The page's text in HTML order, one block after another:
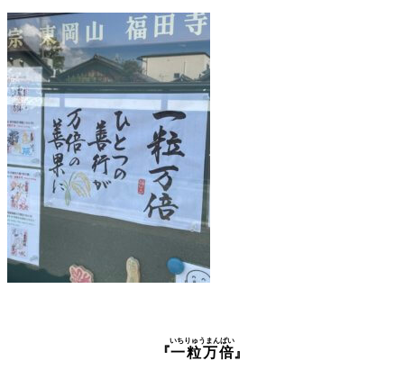
『一粒万倍
いちりゅうまんばい
』